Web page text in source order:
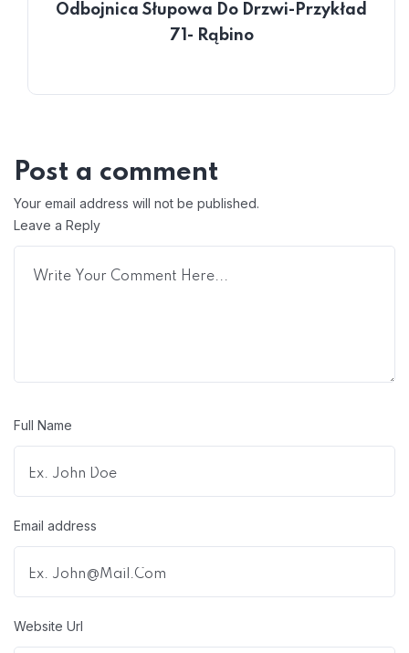
Odbojnica Słupowa Do Drzwi-Przykład
71- Rąbino
Post a comment
Your email address will not be published.
Leave a Reply
Full Name
Email address
Website Url